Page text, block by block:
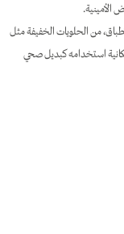
الأمينية.
من الحلويات الخفيفة مثل
استخدامه كبديل صحي